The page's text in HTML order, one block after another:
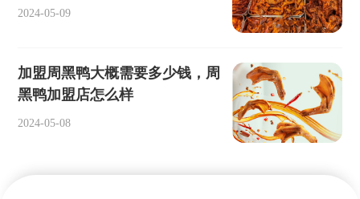
2024-05-09
加盟周黑鸭大概需要多少钱，周
黑鸭加盟店怎么样
2024-05-08